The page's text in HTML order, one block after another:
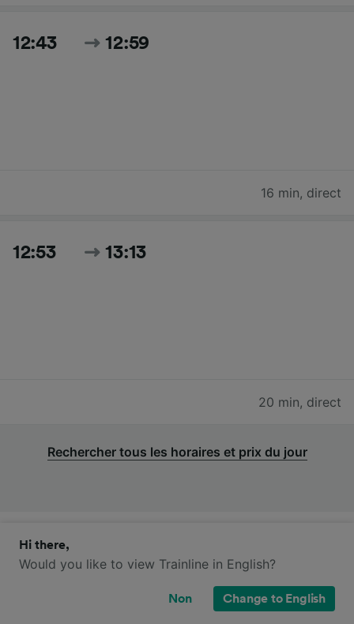
12:43 12:59
16 min, direct
12:53 13:13
20 min, direct
Rechercher tous les horaires et prix du jour
Trains NS de Aéroport d'Amsterdam
Schiphol à Diemen Zuid
Vous pouvez voyager de Aéroport d'Amsterdam
Hi there,
Would you like to view Trainline in English?
Non Change to English